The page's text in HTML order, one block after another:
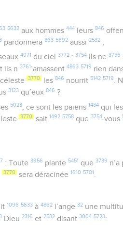
5632aux hommes 444leurs 846
pardonnera863 5692 aussi2532 ;
4071 du ciel 3772: 3754ils ne 3756
ils n3761 ’amassent4863 5719 rien
céleste 3770 les846 nourrit 5142 5719.
3123 qu’eux846 ?
5023, ce sont les païens 1484qui
3770 sait 1492 5758 que3754 vous
: Toute 3956 plante 5451 que 3739 n’a
3770 sera déracinée 1610 5701 .
1096 5633à 4862l’ange 32une
Dieu2316 et2532 disant3004 5723: